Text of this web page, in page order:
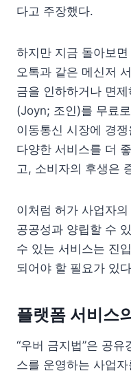
다고 주장했다.
하지만 지금 돌아보
오톡과 같은 메신저
금을 인하하거나 면
(Joyn; 조인)를 무료
이동통신 시장에 경
다양한 서비스를 더
고, 소비자의 후생은
이처럼 허가 사업자
공공성과 양립할 수
수 있는 서비스는 진
되어야 할 필요가 있
플랫폼 서비스
“우버 금지법”은 공
스를 운영하는 사업